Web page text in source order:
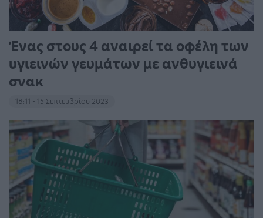
Ένας στους 4 αναιρεί τα οφέλη των
υγιεινών γευμάτων με ανθυγιεινά
σνακ
18:11 - 15 Σεπτεμβρίου 2023